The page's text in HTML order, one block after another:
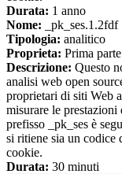
Durata: 1 anno
Nome: _pk_ses.1.2fdf
Tipologia: analitico
Proprieta: Prima parte
Descrizione: Questo
analisi web open
proprietari di siti Web
misurare le
prefisso _pk_ses è
si ritiene sia un
cookie.
Durata: 30 minuti